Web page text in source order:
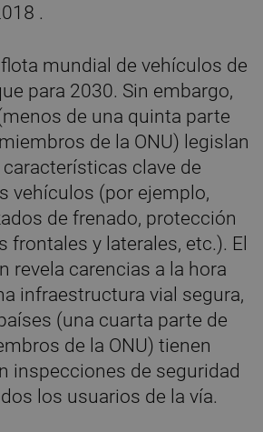
.
mundial de vehículos de
para 2030. Sin embargo,
de una quinta parte
de la ONU) legislan
clave de
vehículos (por ejemplo,
de frenado, protección
frontales y laterales, etc.). El
revela carencias a la hora
infraestructura vial segura,
(una cuarta parte de
de la ONU) tienen
inspecciones de seguridad
los usuarios de la vía.